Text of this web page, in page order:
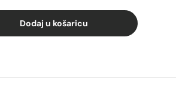
Dodaj u košaricu